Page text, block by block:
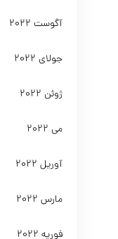
آگوست 2022
جولای 2022
ژوئن 2022
می 2022
آوریل 2022
مارس 2022
فوریه 2022